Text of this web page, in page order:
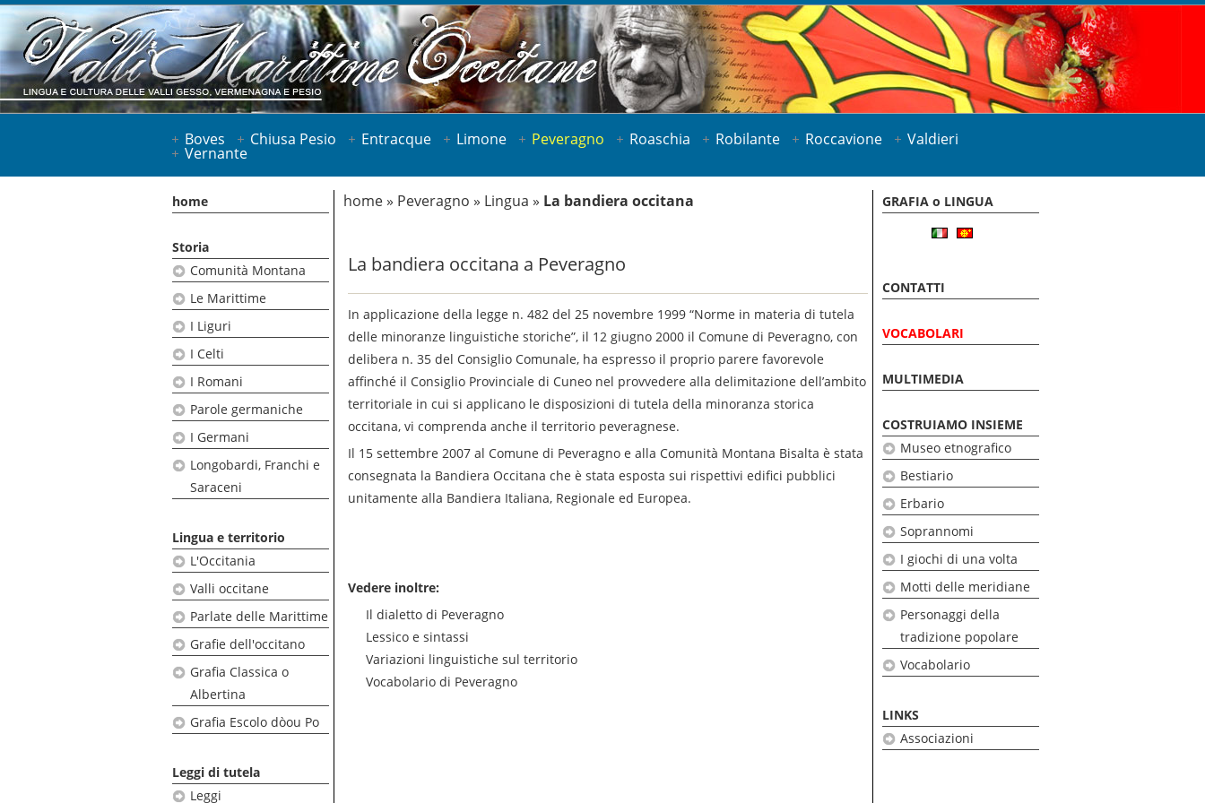
Boves Chiusa Pesio Entracque Limone Peveragno Roaschia Robilante Roccavione Valdieri
Vernante
home
Storia
Comunità Montana
Le Marittime
I Liguri
I Celti
I Romani
Parole germaniche
I Germani
Longobardi, Franchi e
Saraceni
Lingua e territorio
L'Occitania
Valli occitane
Parlate delle Marittime
Grafie dell'occitano
Grafia Classica o
Albertina
Grafia Escolo dòou Po
Leggi di tutela
Leggi
home» Peveragno » Lingua » La bandiera occitana
La bandiera occitana a Peveragno
In applicazione della legge n. 482 del 25 novembre 1999 “Norme in materia di tutela
delle minoranze linguistiche storiche”, il 12 giugno 2000 il Comune di Peveragno, con
delibera n. 35 del Consiglio Comunale, ha espresso il proprio parere favorevole
affinché il Consiglio Provinciale di Cuneo nel provvedere alla delimitazione dell’ambito
territoriale in cui si applicano le disposizioni di tutela della minoranza storica
occitana, vi comprenda anche il territorio peveragnese.
Il 15 settembre 2007 al Comune di Peveragno e alla Comunità Montana Bisalta è stata
consegnata la Bandiera Occitana che è stata esposta sui rispettivi edifici pubblici
unitamente alla Bandiera Italiana, Regionale ed Europea.
Vedere inoltre:
Il dialetto di Peveragno
Lessico e sintassi
Variazioni linguistiche sul territorio
Vocabolario di Peveragno
GRAFIA o LINGUA
CONTATTI
VOCABOLARI
MULTIMEDIA
COSTRUIAMO INSIEME
Museo etnografico
Bestiario
Erbario
Soprannomi
I giochi di una volta
Motti delle meridiane
Personaggi della
tradizione popolare
Vocabolario
LINKS
Associazioni